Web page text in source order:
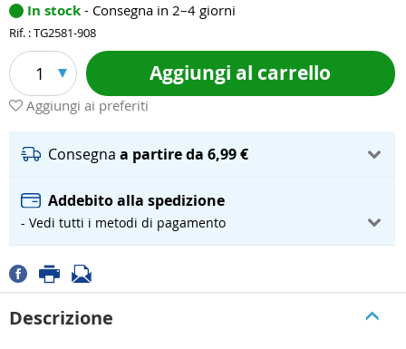
In stock - Consegna in 2–4 giorni
Rif. : TG2581-908
1 Aggiungi al carrello
Aggiungi ai preferiti
Consegna a partire da 6,99 €
Addebito alla spedizione
- Vedi tutti i metodi di pagamento
Descrizione